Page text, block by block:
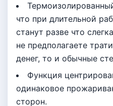
что при длительной
станут разве что
не предполагаете
денег, то и обычные
Функция
одинаковое
сторон.